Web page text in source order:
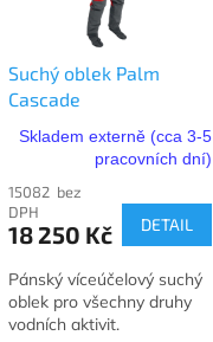
Suchý oblek Palm
Cascade
Skladem externě (cca 3-5
pracovních dní)
15082 bez
DPH
18 250 Kč DETAIL
Pánský víceúčelový suchý
oblek pro všechny druhy
vodních aktivit.